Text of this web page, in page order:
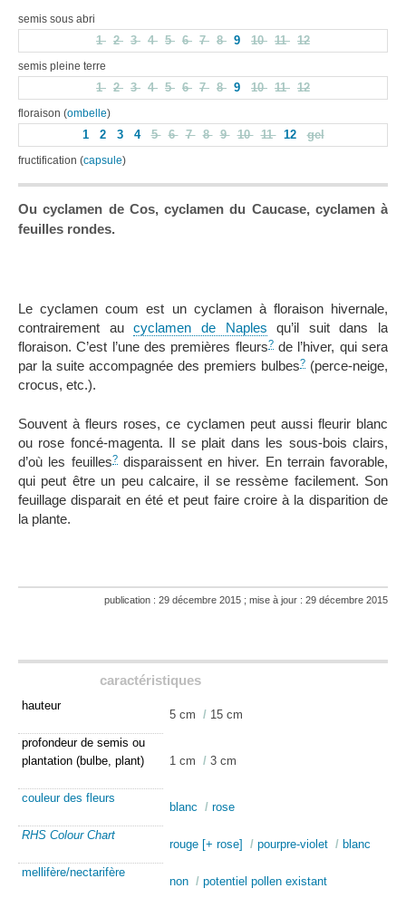
semis sous abri
1 2 3 4 5 6 7 8 9 10 11 12
semis pleine terre
1 2 3 4 5 6 7 8 9 10 11 12
floraison (ombelle)
1 2 3 4 5 6 7 8 9 10 11 12 gel
fructification (capsule)
Ou cyclamen de Cos, cyclamen du Caucase, cyclamen à
feuilles rondes.
Le cyclamen coum est un cyclamen à floraison hivernale,
contrairement aucyclamen de Naples qu’il suit dans la
floraison. C’est l’une des premières fleurs?de l’hiver, qui sera
par la suite accompagnée des premiers bulbes? (perce-neige,
crocus, etc.).
Souvent à fleurs roses, ce cyclamen peut aussi fleurir blanc
ou rose foncé-magenta. Il se plait dans les sous-bois clairs,
d’où les feuilles?disparaissent en hiver. En terrain favorable,
qui peut être un peu calcaire, il se ressème facilement. Son
feuillage disparait en été et peut faire croire à la disparition de
la plante.
publication : 29 décembre 2015 ; mise à jour : 29 décembre 2015
caractéristiques
hauteur
5 cm / 15 cm
profondeur de semis ou
plantation (bulbe, plant)
1 cm / 3 cm
couleur des fleurs
blanc / rose
RHS Colour Chart
rouge [+ rose] / pourpre-violet / blanc
mellifère/nectarifère
non / potentiel pollen existant